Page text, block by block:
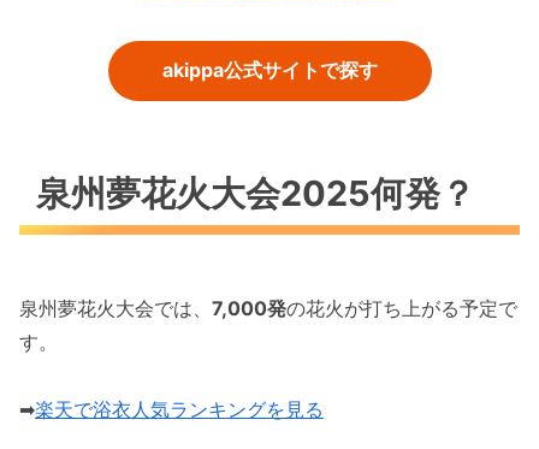
akippa公式サイトで探す
泉州夢花火大会2025何発？
泉州夢花火大会では、 7,000発の花火が打ち上がる予定で
す。
➡楽天で浴衣人気ランキングを見る